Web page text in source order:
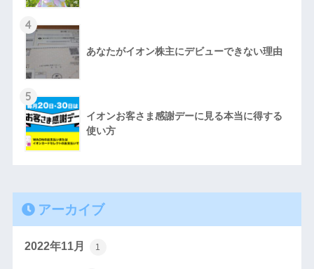
4
あなたがイオン株主にデビューできない理由
5
イオンお客さま感謝デーに見る本当に得する
使い方
アーカイブ
2022年11月 1